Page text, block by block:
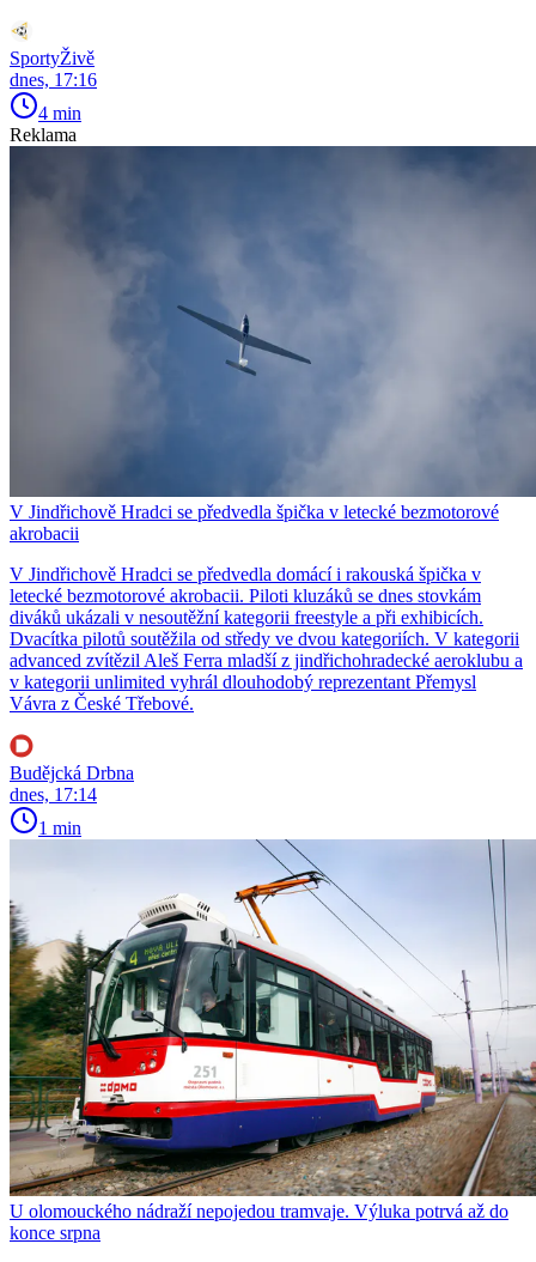
SportyŽivě
dnes, 17:16
4 min
Reklama
V Jindřichově Hradci se předvedla špička v letecké bezmotorové
akrobacii
V Jindřichově Hradci se předvedla domácí i rakouská špička v
letecké bezmotorové akrobacii. Piloti kluzáků se dnes stovkám
diváků ukázali v nesoutěžní kategorii freestyle a při exhibicích.
Dvacítka pilotů soutěžila od středy ve dvou kategoriích. V kategorii
advanced zvítězil Aleš Ferra mladší z jindřichohradecké aeroklubu a
v kategorii unlimited vyhrál dlouhodobý reprezentant Přemysl
Vávra z České Třebové.
Budějcká Drbna
dnes, 17:14
1 min
U olomouckého nádraží nepojedou tramvaje. Výluka potrvá až do
konce srpna